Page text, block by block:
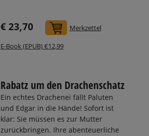
€ 23,70 In den Warenkorb
Merkzettel
E-Book (EPUB) €12,99
Rabatz um den Drachenschatz
Ein echtes Drachenei fällt Paluten
und Edgar in die Hände! Sofort ist
klar: Sie müssen es zur Mutter
zurückbringen. Ihre abenteuerliche